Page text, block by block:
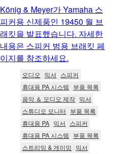
König & Meyer가 Yamaha 스
피커용 신제품인 19450 월 브
래킷을 발표했습니다. 자세한
내용은 스피커 범용 브래킷 페
이지를 참조하세요.
오디오 믹서 스피커
휴대용 PA 시스템 부품 목록
음악 ＆ 오디오 제작 믹서
스튜디오 모니터
부품 목록
휴대용 PA 믹서 스피커
휴대용 PA 시스템 부품 목록
스트리밍 & 게이밍 믹서